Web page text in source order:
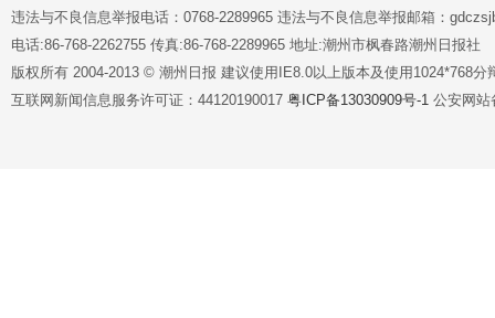
违法与不良信息举报电话：0768-2289965 违法与不良信息举报邮箱：
电话:86-768-2262755 传真:86-768-2289965 地址:潮州市枫春路潮州日报社
版权所有 2004-2013 © 潮州日报 建议使用IE8.0以上版本及使用1024*768分
互联网新闻信息服务许可证：44120190017 粤ICP备13030909号-1 公安网站